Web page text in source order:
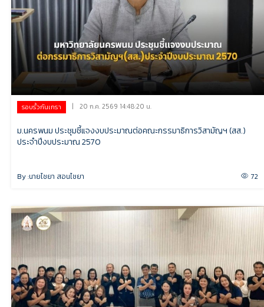
รอบรั้วกันเกรา | 20 ก.ค. 2569 14:48:20 น.
ม.นครพนม ประชุมชี้แจงงบประมาณต่อคณะกรรมาธิการวิสามัญฯ (สส.)
ประจำปีงบประมาณ 2570
By :นายไชยา สอนไชยา 72